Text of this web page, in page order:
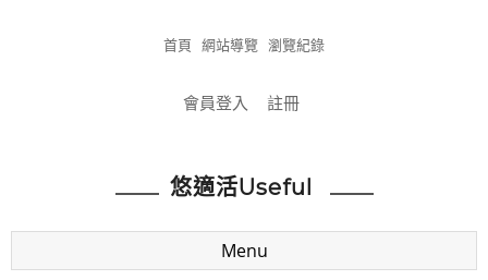
首頁 網站導覽 瀏覽紀錄
會員登入 註冊
悠適活Useful
Menu